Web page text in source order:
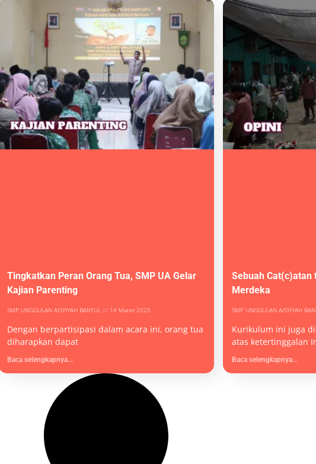
Tingkatkan Peran Orang Tua, SMP UA Gelar
Kajian Parenting
SMP UNGGULAN AISYIYAH BANTUL 14 Maret 2025
Dengan berpartisipasi dalam acara ini, orang tua
diharapkan dapat
Baca selengkapnya...
Sebuah
Merdeka
SMP UNGGULAN AISYIYAH
Kurikulum ini juga
atas ketertinggalan
Baca selengkapnya...